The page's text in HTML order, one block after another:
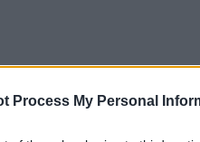
Process My Personal